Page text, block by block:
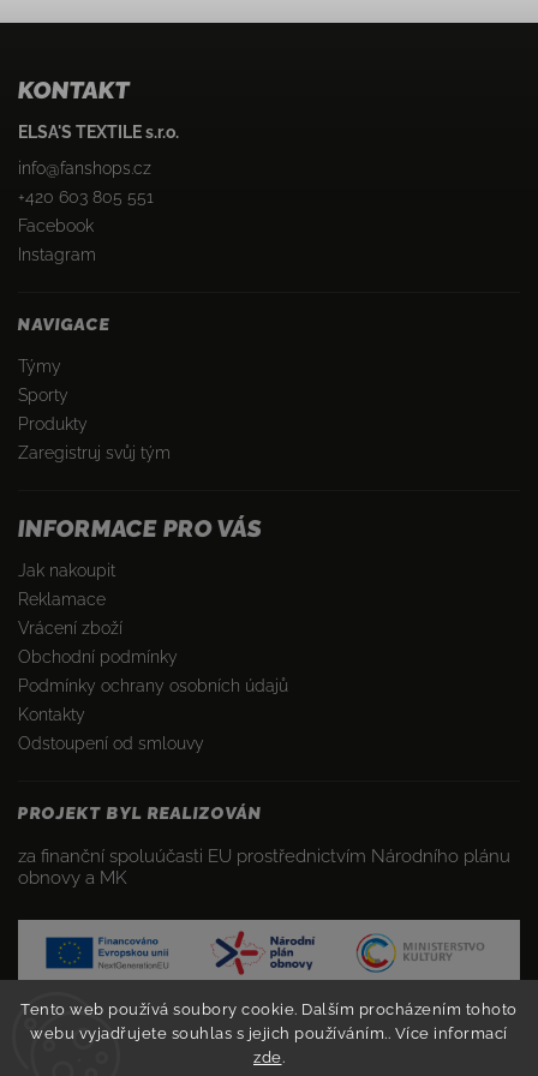
Tento web používá soubory cookie. Dalším procházením tohoto
webu vyjadřujete souhlas s jejich používáním.. Více informací
zde.
KONTAKT
ELSA'S TEXTILE s.r.o.
info@fanshops.cz
+420 603 805 551
Facebook
Instagram
NAVIGACE
Týmy
Sporty
Produkty
Zaregistruj svůj tým
INFORMACE PRO VÁS
Jak nakoupit
Reklamace
Vrácení zboží
Obchodní podmínky
Podmínky ochrany osobních údajů
Kontakty
Odstoupení od smlouvy
PROJEKT BYL REALIZOVÁN
za finanční spoluúčasti EU prostřednictvím Národního plánu
obnovy a MK